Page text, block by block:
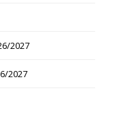
2027
2027